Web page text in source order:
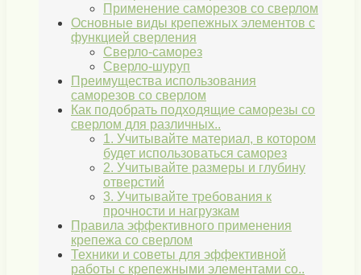
Применение саморезов со сверлом
Основные виды крепежных элементов с
функцией сверления
Сверло-саморез
Сверло-шуруп
Преимущества использования
саморезов со сверлом
Как подобрать подходящие саморезы со
сверлом для различных..
1. Учитывайте материал, в котором
будет использоваться саморез
2. Учитывайте размеры и глубину
отверстий
3. Учитывайте требования к
прочности и нагрузкам
Правила эффективного применения
крепежа со сверлом
Техники и советы для эффективной
работы с крепежными элементами со..